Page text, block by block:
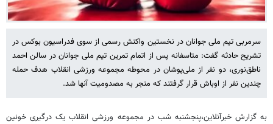
سرمربی تیم ملی جوانان در نخستین واکنش رسمی از سوی فدراسیون بوکس در
تشریح حادثه گفت: متاسفانه پس از اتمام تمرین تیم ملی جوانان در سالن احمد
ناطق‌نوری، دو نفر از ملی‌پوشان در محوطه مجموعه ورزشی انقلاب هدف حمله
چندین نفر از اوباش قرار گرفتند که منجر به مصدومیت آنها شد.
به گزارش خبرآنلاین،پنجشنبه شب در مجموعه ورزشی انقلاب یک درگیری خونین